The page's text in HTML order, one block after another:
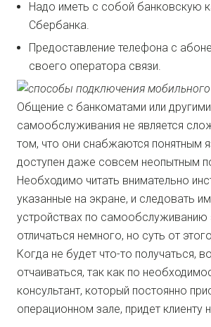
Надо иметь с собой банковскую
Сбербанка.
Предоставление телефона с
своего оператора связи.
Общение с банкоматами или
самообслуживания не является
том, что они снабжаются понятным
доступен даже совсем неопытным
Необходимо читать внимательно
указанные на экране, и следовать
устройствах по самообслуживанию
отличаться немного, но суть от
Когда не будет что-то получаться,
отчаиваться, так как по
консультант, который постоянно
операционном зале, придет клиенту